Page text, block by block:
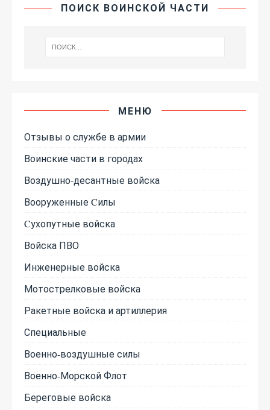
ПОИСК ВОИНСКОЙ ЧАСТИ
МЕНЮ
Отзывы о службе в армии
Воинские части в городах
Воздушно-десантные войска
Вооруженные Cилы
Cухопутные войска
Войска ПВО
Инженерные войска
Мотострелковые войска
Ракетные войска и артиллерия
Специальные
Военно-воздушные силы
Военно-Морской Флот
Береговые войска